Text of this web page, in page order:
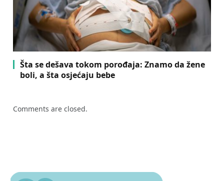
Šta se dešava tokom porođaja: Znamo da žene
boli, a šta osjećaju bebe
Comments are closed.